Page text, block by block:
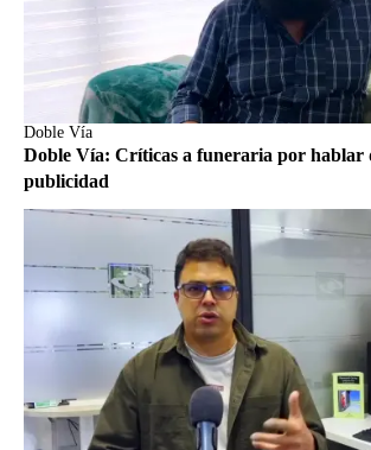
Doble Vía
Doble Vía: Críticas a funeraria por hablar
publicidad